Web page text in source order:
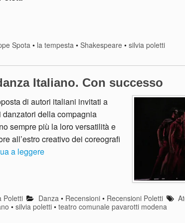
Spota • la tempesta •Shakespeare •silvia poletti
Italiano. Con successo
di autori italiani invitati a
della compagnia
sempre più la loro versatilità e
all’estro creativo dei coreografi
a leggere
Poletti Danza• Recensioni• Recensioni Poletti
• silvia poletti • teatro comunale pavarotti modena